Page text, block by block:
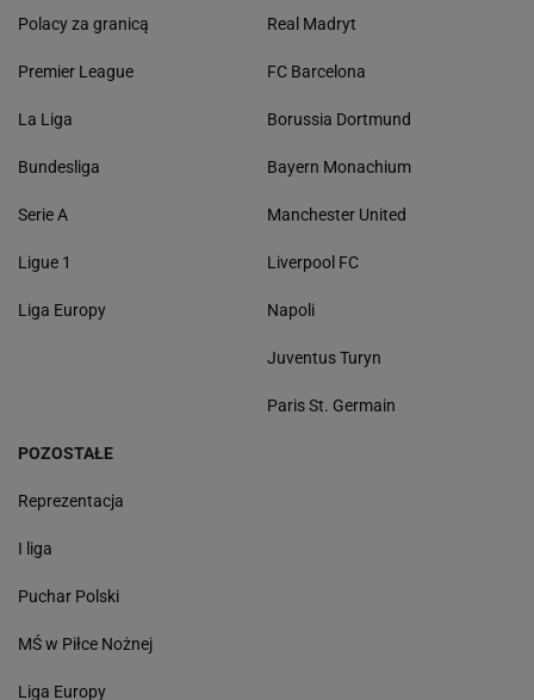
Polacy za granicą
Premier League
La Liga
Bundesliga
Serie A
Ligue 1
Liga Europy
Real Madryt
FC Barcelona
Borussia Dortmund
Bayern Monachium
Manchester United
Liverpool FC
Napoli
Juventus Turyn
Paris St. Germain
POZOSTAŁE
Reprezentacja
I liga
Puchar Polski
MŚ w Piłce Nożnej
Liga Europy